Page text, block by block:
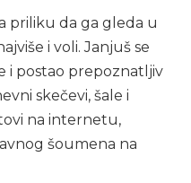
priliku da ga gleda u
i voli. Janjuš se
i postao prepoznatljiv
skečevi, šale i
na internetu,
šoumena na